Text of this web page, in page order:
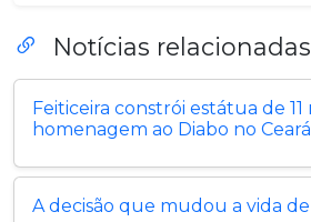
Notícias relacionadas
Feiticeira constrói estátua de
homenagem ao Diabo no Ceará
A decisão que mudou a vida